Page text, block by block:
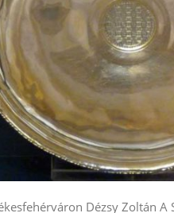
Dézsy Zoltán